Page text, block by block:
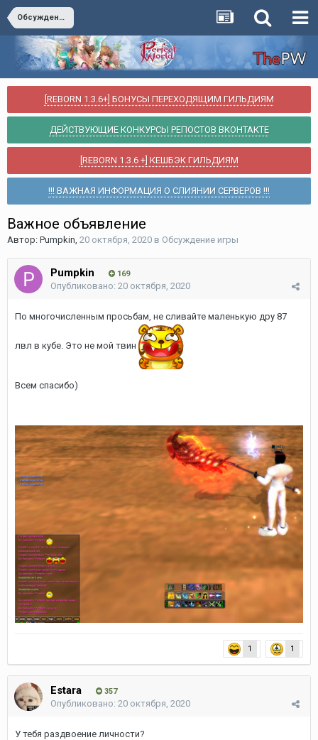
Обсуждение игры
[REBORN 1.3.6+] БОНУСЫ ПЕРЕХОДЯЩИМ ГИЛЬДИЯМ
ДЕЙСТВУЮЩИЕ КОНКУРСЫ РЕПОСТОВ ВКОНТАКТЕ
[REBORN 1.3.6 +] КЕШБЭК ГИЛЬДИЯМ
!!! ВАЖНАЯ ИНФОРМАЦИЯ О СЛИЯНИИ СЕРВЕРОВ !!!
Важное объявление
Автор: Pumpkin, 20 октября, 2020 в Обсуждение игры
Pumpkin 169
Опубликовано: 20 октября, 2020
По многочисленным просьбам, не сливайте маленькую дру 87
лвл в кубе. Это не мой твин
Всем спасибо)
1 1
Estara 357
Опубликовано: 20 октября, 2020
У тебя раздвоение личности?